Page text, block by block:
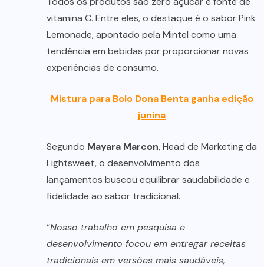
vitamina C. Entre eles, o destaque é o sabor Pink
Lemonade, apontado pela Mintel como uma
tendência em bebidas por proporcionar novas
experiências de consumo.
Mistura para Bolo Dona Benta ganha edição
junina
Segundo Mayara Marcon, Head de Marketing da
Lightsweet, o desenvolvimento dos
lançamentos buscou equilibrar saudabilidade e
fidelidade ao sabor tradicional.
“Nosso trabalho em pesquisa e
desenvolvimento focou em entregar receitas
tradicionais em versões mais saudáveis,